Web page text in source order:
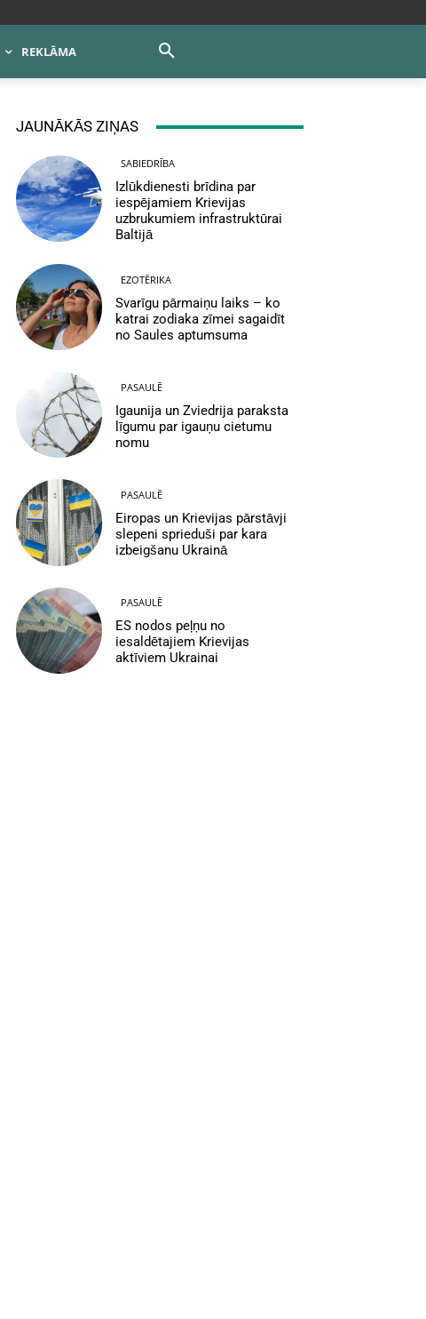
REKLĀMA
JAUNĀKĀS ZIŅAS
SABIEDRĪBA
Izlūkdienesti brīdina par
iespējamiem Krievijas
uzbrukumiem infrastruktūrai
Baltijā
EZOTĒRIKA
Svarīgu pārmaiņu laiks – ko
katrai zodiaka zīmei sagaidīt
no Saules aptumsuma
PASAULĒ
Igaunija un Zviedrija paraksta
līgumu par igauņu cietumu
nomu
PASAULĒ
Eiropas un Krievijas pārstāvji
slepeni sprieduši par kara
izbeigšanu Ukrainā
PASAULĒ
ES nodos peļņu no
iesaldētajiem Krievijas
aktīviem Ukrainai